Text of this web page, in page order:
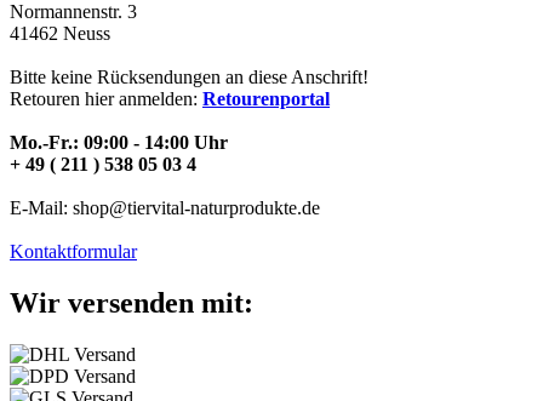
Normannenstr. 3
41462 Neuss
Bitte keine Rücksendungen an diese Anschrift!
Retouren hier anmelden: Retourenportal
Mo.-Fr.: 09:00 - 14:00 Uhr
+ 49 ( 211 ) 538 05 03 4
E-Mail: shop@tiervital-naturprodukte.de
Kontaktformular
Wir versenden mit: